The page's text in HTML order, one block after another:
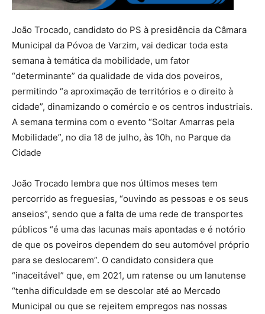
João Trocado, candidato do PS à presidência da Câmara
Municipal da Póvoa de Varzim, vai dedicar toda esta
semana à temática da mobilidade, um fator
“determinante” da qualidade de vida dos poveiros,
permitindo “a aproximação de territórios e o direito à
cidade”, dinamizando o comércio e os centros industriais.
A semana termina com o evento “Soltar Amarras pela
Mobilidade”, no dia 18 de julho, às 10h, no Parque da
Cidade
João Trocado lembra que nos últimos meses tem
percorrido as freguesias, “ouvindo as pessoas e os seus
anseios”, sendo que a falta de uma rede de transportes
públicos “é uma das lacunas mais apontadas e é notório
de que os poveiros dependem do seu automóvel próprio
para se deslocarem”. O candidato considera que
“inaceitável” que, em 2021, um ratense ou um lanutense
“tenha dificuldade em se descolar até ao Mercado
Municipal ou que se rejeitem empregos nas nossas